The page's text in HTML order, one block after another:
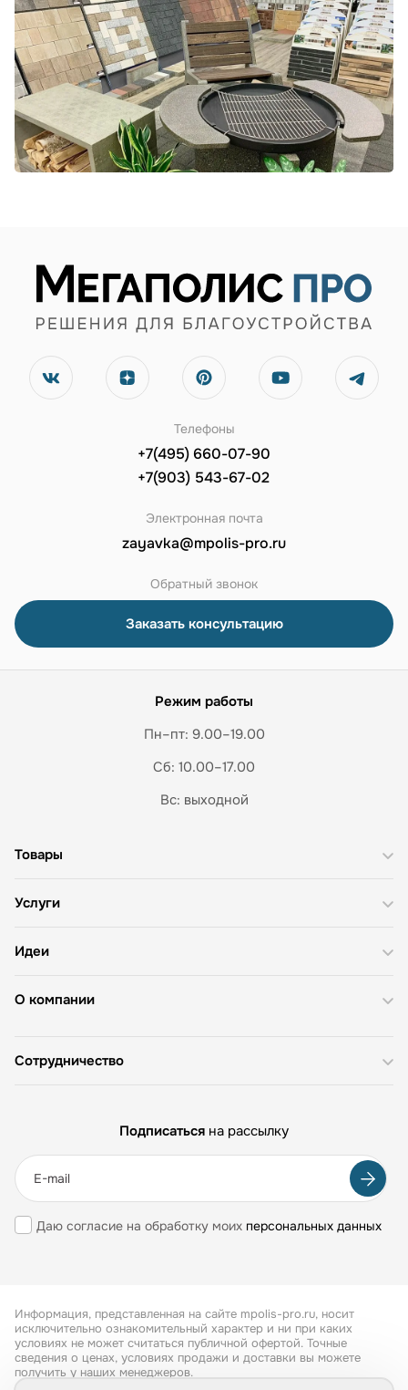
Телефоны
+7(495) 660-07-90
+7(903) 543-67-02
Электронная почта
zayavka@mpolis-pro.ru
Обратный звонок
Заказать консультацию
Режим работы
Пн–пт: 9.00–19.00
Сб: 10.00–17.00
Вс: выходной
О компании
Товары
Услуги
Идеи
Сотрудничество
Подписаться на рассылку
Даю согласие на обработку моих персональных данных
Информация, представленная на сайте mpolis-pro.ru, носит
исключительно ознакомительный характер и ни при каких
условиях не может считаться публичной офертой. Точные
сведения о ценах, условиях продажи и доставки вы можете
получить у наших менеджеров.